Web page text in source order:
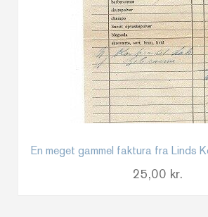
En meget gammel faktura fra Linds
25,00 kr.